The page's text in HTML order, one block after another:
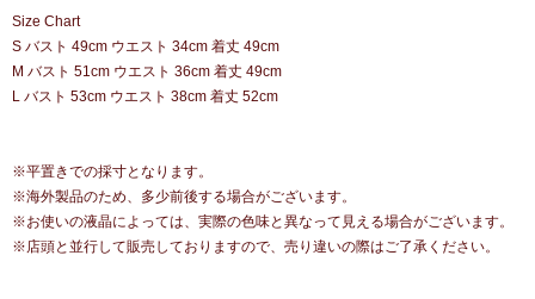
Size Chart
S バスト 49cm ウエスト 34cm 着丈 49cm
M バスト 51cm ウエスト 36cm 着丈 49cm
L バスト 53cm ウエスト 38cm 着丈 52cm
※平置きでの採寸となります。
※海外製品のため、多少前後する場合がございます。
※お使いの液晶によっては、実際の色味と異なって見える場合がございます。
※店頭と並行して販売しておりますので、売り違いの際はご了承ください。